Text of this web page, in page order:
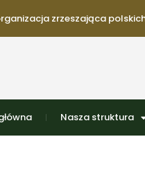
zrzeszająca
Nasza struktura